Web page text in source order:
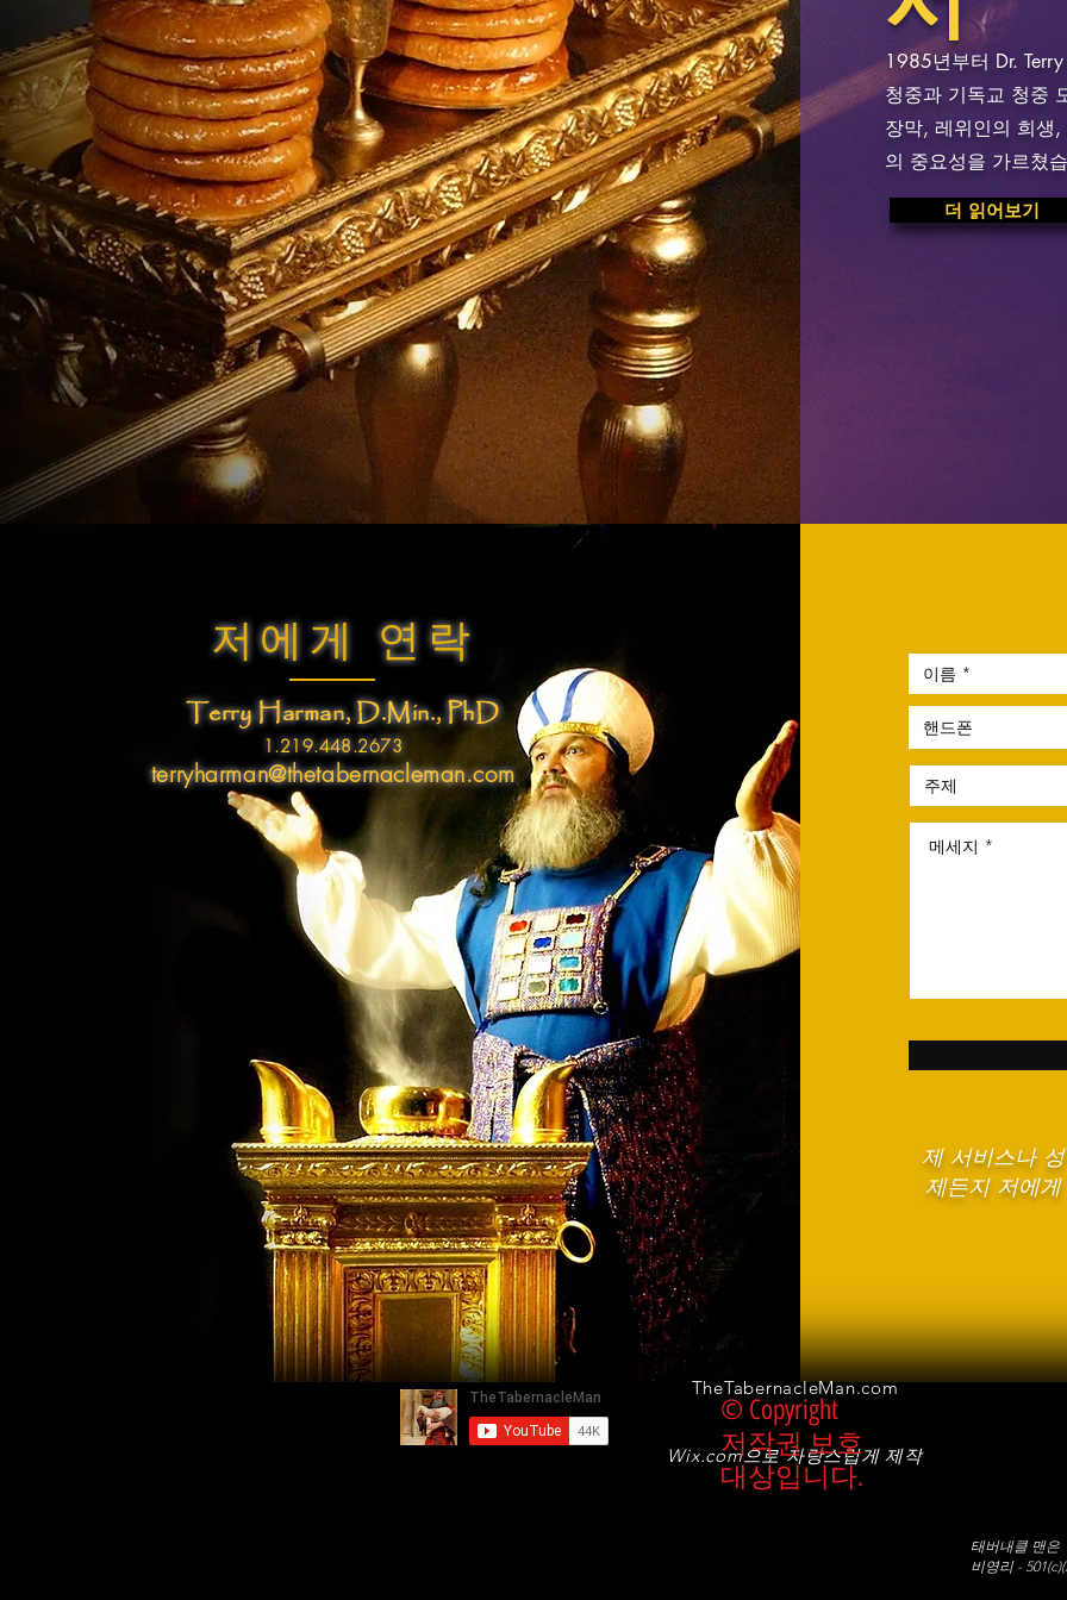
1985년부터 Dr.
청중과 기독교 청중
장막, 레위인의 희생
의 중요성을 가르쳤
더 읽어보기
저에게 연락
1.219.448.2673
terryharman@thetabernacleman.com
Terry Harman, D.Min., PhD
제 서비스나
제든지 저에
TheTabernacleMan.com
Wix.com으로자랑스럽게 제작
© Copyright
저작권 보호
대상입니다.
태버내클 맨은
비영리 -